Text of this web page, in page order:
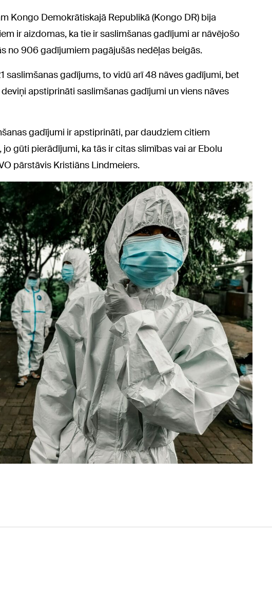
Kongo Demokrātiskajā Republikā (Kongo DR) bija
ir aizdomas, ka tie ir saslimšanas gadījumi ar nāvējošo
no 906 gadījumiem pagājušās nedēļas beigās.
saslimšanas gadījums, to vidū arī 48 nāves gadījumi, bet
apstiprināti saslimšanas gadījumi un viens nāves
gadījumi ir apstiprināti, par daudziem citiem
gūti pierādījumi, ka tās ir citas slimības vai ar Ebolu
pārstāvis Kristiāns Lindmeiers.